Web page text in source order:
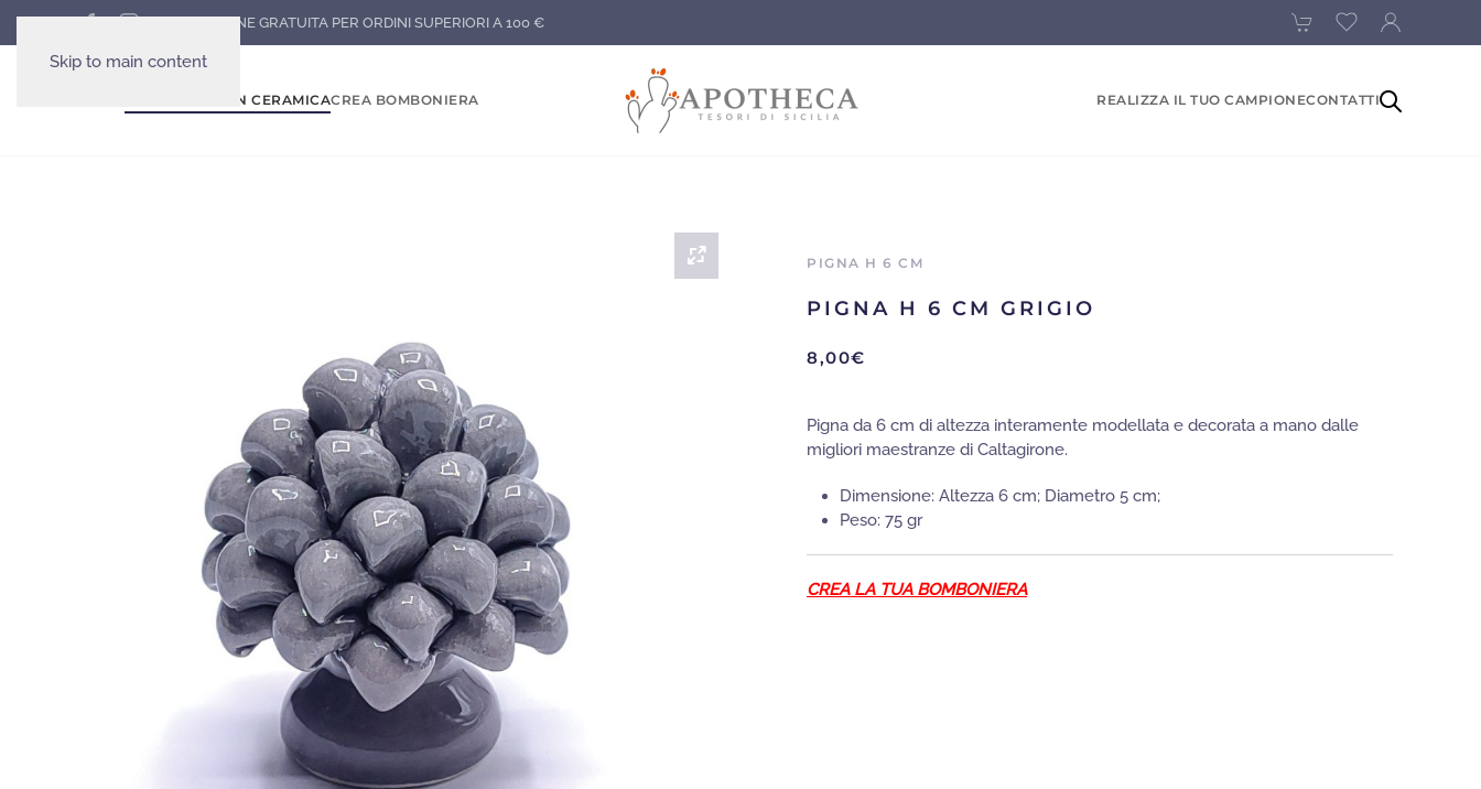
Skip to main content
SPEDIZIONE GRATUITA PER ORDINI SUPERIORI A 100 €
BOMBONIERE IN CERAMICACREA BOMBONIERA REALIZZA IL TUO CAMPIONECONTATTI
PIGNA H 6 CM
PIGNA H 6 CM GRIGIO
8,00€
Pigna da 6 cm di altezza interamente modellata e decorata a mano dalle
migliori maestranze di Caltagirone.
Dimensione: Altezza 6 cm; Diametro 5 cm;
Peso: 75 gr
CREA LA TUA BOMBONIERA